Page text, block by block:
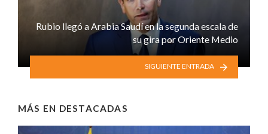
Rubio llegó a Arabia Saudí en la segunda escala de
su gira por Oriente Medio
SIGUIENTE ENTRADA
MÁS EN DESTACADAS